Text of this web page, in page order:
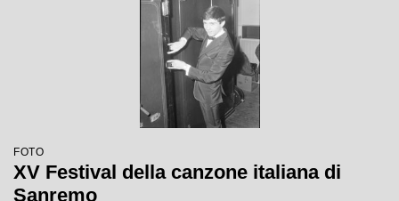
FOTO
XV Festival della canzone italiana di
Sanremo